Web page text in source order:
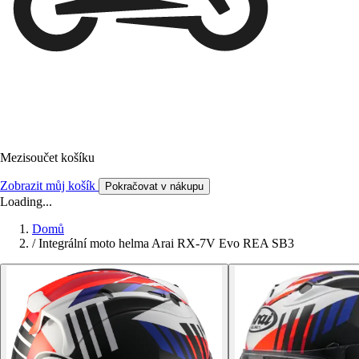
Mezisoučet košíku
Zobrazit můj košík Pokračovat v nákupu
Loading...
Domů
/ Integrální moto helma Arai RX-7V Evo REA SB3